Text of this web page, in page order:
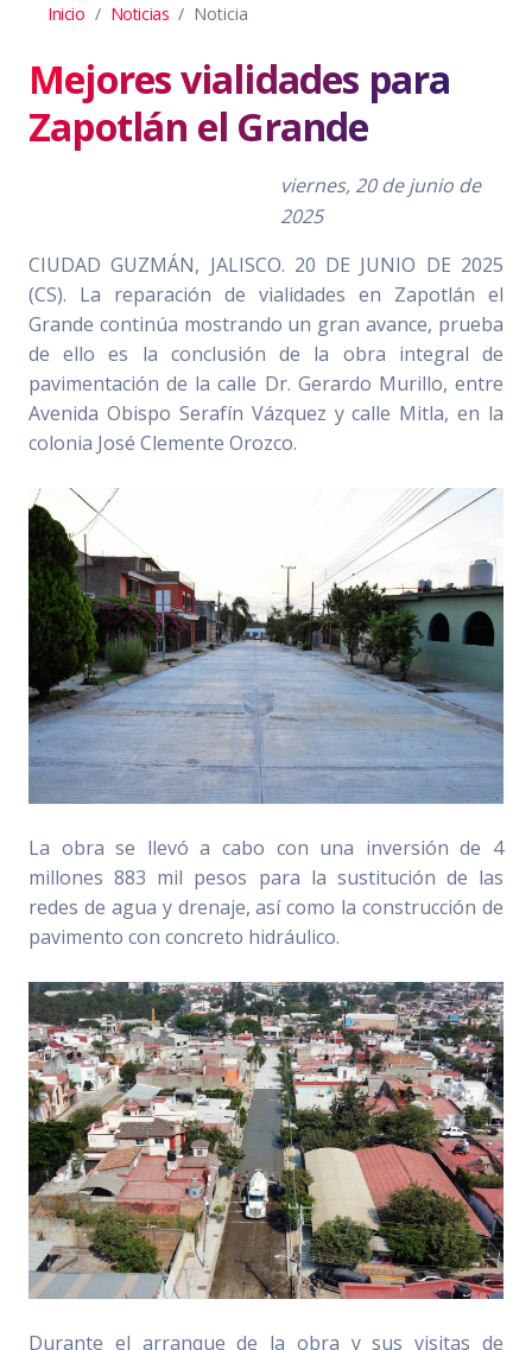
Inicio Noticias Noticia
Mejores vialidades para
Zapotlán el Grande
viernes, 20 de junio de
2025
CIUDAD GUZMÁN, JALISCO. 20 DE JUNIO DE 2025
(CS). La reparación de vialidades en Zapotlán el
Grande continúa mostrando un gran avance, prueba
de ello es la conclusión de la obra integral de
pavimentación de la calle Dr. Gerardo Murillo, entre
Avenida Obispo Serafín Vázquez y calle Mitla, en la
colonia José Clemente Orozco.
La obra se llevó a cabo con una inversión de 4
millones 883 mil pesos para la sustitución de las
redes de agua y drenaje, así como la construcción de
pavimento con concreto hidráulico.
Durante el arranque de la obra y sus visitas de